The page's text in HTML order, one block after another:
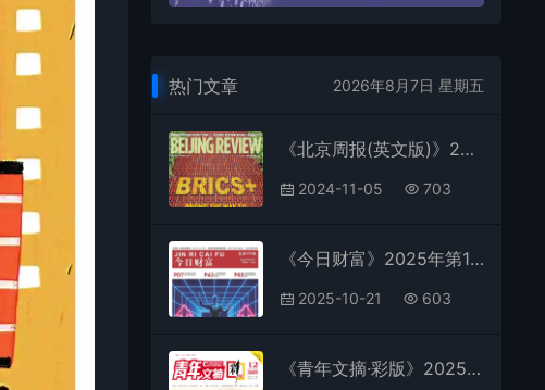
热门文章 2026年8月7日 星期五
《北京周报(英文版)》2024年第44期全彩精校PDF杂志下载
2024-11-05 703
《今日财富》2025年第16期全彩精校PDF杂志下载
2025-10-21 603
《青年文摘·彩版》2025年第12期全彩精校PDF杂志下载